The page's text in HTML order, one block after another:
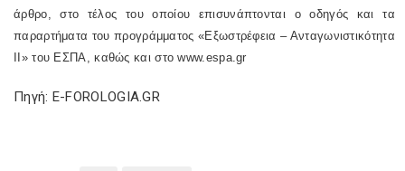
άρθρο, στο τέλος του οποίου επισυνάπτονται ο οδηγός και τα
παραρτήματα του προγράμματος «Εξωστρέφεια – Ανταγωνιστικότητα
ΙΙ» του ΕΣΠΑ, καθώς και στο www.espa.gr
Πηγή: E-FOROLOGIA.GR